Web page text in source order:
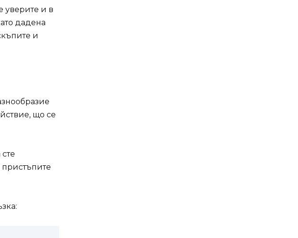
уверите и в
дадена
и
що се
пристъпите